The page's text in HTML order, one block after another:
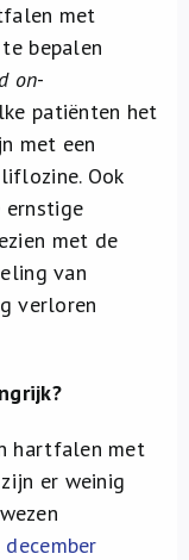
met
bepalen
on-
patiënten het
met een
Ook
ernstige
met de
van
verloren
hartfalen met
er weinig